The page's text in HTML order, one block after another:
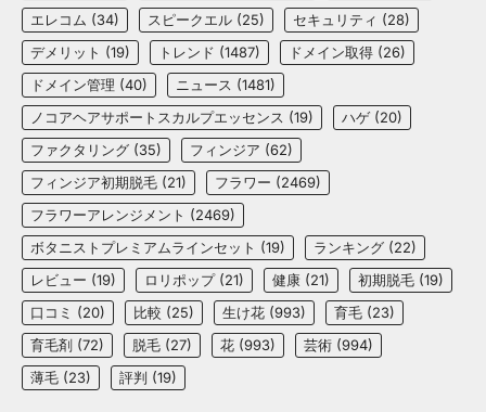
エレコム (34) スピークエル (25) セキュリティ (28)
デメリット (19) トレンド (1487) ドメイン取得 (26)
ドメイン管理 (40) ニュース (1481)
ノコアヘアサポートスカルプエッセンス (19) ハゲ (20)
ファクタリング (35) フィンジア (62)
フィンジア初期脱毛 (21) フラワー (2469)
フラワーアレンジメント (2469)
ボタニストプレミアムラインセット (19) ランキング (22)
レビュー (19) ロリポップ(21) 健康 (21) 初期脱毛 (19)
口コミ (20) 比較 (25) 生け花 (993) 育毛 (23)
育毛剤 (72) 脱毛 (27) 花 (993) 芸術 (994)
薄毛 (23) 評判 (19)